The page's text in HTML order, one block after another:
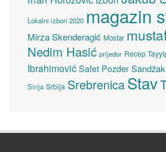
Lokalni izbori 2020 magazin
Mirza Skenderagić Mostar
Nedim Hasić prijedor Recep
Ibrahimović Safet Pozder Sandžak
Sirija Srbija SrebrenicaStav